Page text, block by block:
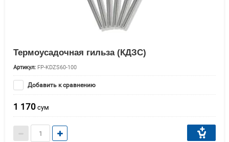
Термоусадочная гильза (КДЗС)
Артикул: FP-KDZS60-100
Добавить к сравнению
1 170 сум